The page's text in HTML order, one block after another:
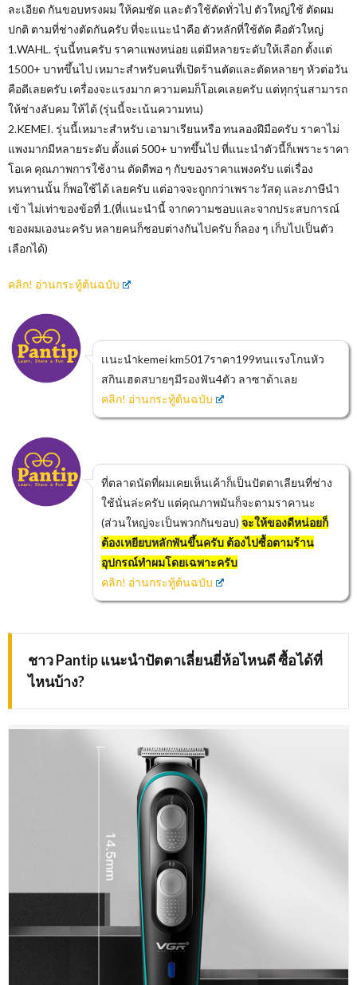
ละเอียด กันขอบทรงผม ให้คมชัด และตัวใช้ตัดทั่วไป ตัวใหญ่ใช้ ตัดผม
ปกติ ตามที่ช่างตัดกันครับ ที่จะแนะนำคือ ตัวหลักที่ใช้ตัด คือตัวใหญ่
1.WAHL. รุ่นนี้ทนครับ ราคาแพงหน่อย แต่มีหลายระดับให้เลือก ตั้งแต่
1500+ บาทขึ้นไป เหมาะสำหรับคนที่เปิดร้านตัดและตัดหลายๆ หัวต่อวัน
คือดีเลยครับ เครื่องจะแรงมาก ความคมก็โอเคเลยครับ แต่ทุกรุ่นสามารถ
ให้ช่างลับคม ให้ได้ (รุ่นนี้จะเน้นความทน)
2.KEMEI. รุ่นนี้เหมาะสำหรับ เอามาเรียนหรือ ทนลองฝีมือครับ ราคาไม่
แพงมากมีหลายระดับ ตั้งแต่ 500+ บาทขึ้นไป ที่แนะนำตัวนี้ก็เพราะราคา
โอเค คุณภาพการใช้งาน ตัดดีพอ ๆ กับของราคาแพงครับ แต่เรื่อง
ทนทานนั้น ก็พอใช้ได้ เลยครับ แต่อาจจะถูกกว่าเพราะวัสดุ และภาษีนำ
เข้า ไม่เท่าของข้อที่ 1.(ที่แนะนำนี้ จากความชอบและจากประสบการณ์
ของผมเองนะครับ หลายคนก็ชอบต่างกันไปครับ ก็ลอง ๆ เก็บไปเป็นตัว
เลือกได้)
คลิก! อ่านกระทู้ต้นฉบับ
เเนะนำkemei km5017ราคา199ทนเเรงโกนหัว
สกินเฮดสบายๆมีรองฟัน4ตัว ลาซาด้าเลย
คลิก! อ่านกระทู้ต้นฉบับ
ที่ตลาดนัดที่ผมเคยเห็นเค้าก็เป็นปัตตาเลียนที่ช่าง
ใช้นั่นล่ะครับ แต่คุณภาพมันก็จะตามราคานะ
(ส่วนใหญ่จะเป็นพวกกันขอบ) จะให้ของดีหน่อยก็
ต้องเหยียบหลักพันขึ้นครับ ต้องไปซื้อตามร้าน
อุปกรณ์ทำผมโดยเฉพาะครับ
คลิก! อ่านกระทู้ต้นฉบับ
ชาว Pantip แนะนำปัตตาเลี่ยนยี่ห้อไหนดี ซื้อได้ที่
ไหนบ้าง?